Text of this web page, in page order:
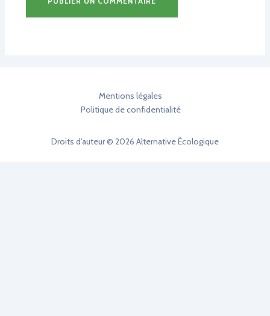
Mentions légales
Politique de confidentialité
Droits d'auteur © 2026 Alternative Écologique